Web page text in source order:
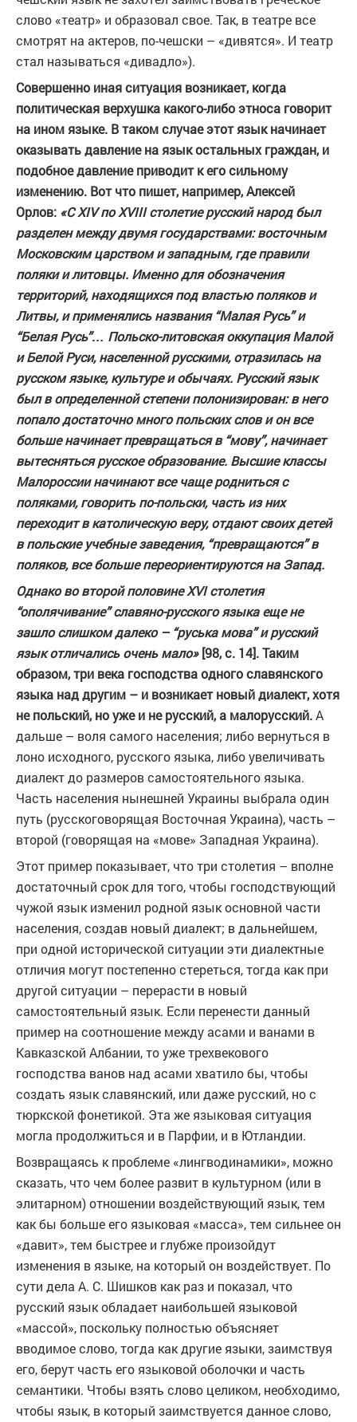
слово «театр» и образовал свое. Так, в театре все
смотрят на актеров, по-чешски – «дивятся». И театр
стал называться «дивадло»).
Совершенно иная ситуация возникает, когда
политическая верхушка какого-либо этноса говорит
на ином языке. В таком случае этот язык начинает
оказывать давление на язык остальных граждан, и
подобное давление приводит к его сильному
изменению. Вот что пишет, например, Алексей
Орлов: «С XIV по XVIII столетие русский народ был
разделен между двумя государствами: восточным
Московским царством и западным, где правили
поляки и литовцы. Именно для обозначения
территорий, находящихся под властью поляков и
Литвы, и применялись названия “Малая Русь” и
“Белая Русь”… Польско-литовская оккупация Малой
и Белой Руси, населенной русскими, отразилась на
русском языке, культуре и обычаях. Русский язык
был в определенной степени полонизирован: в него
попало достаточно много польских слов и он все
больше начинает превращаться в “мову”, начинает
вытесняться русское образование. Высшие классы
Малороссии начинают все чаще родниться с
поляками, говорить по-польски, часть из них
переходит в католическую веру, отдают своих детей
в польские учебные заведения, “превращаются” в
поляков, все больше переориентируются на Запад.
Однако во второй половине XVI столетия
“ополячивание” славяно-русского языка еще не
зашло слишком далеко – “руська мова” и русский
язык отличались очень мало»[98, с. 14]. Таким
образом, три века господства одного славянского
языка над другим – и возникает новый диалект, хотя
не польский, но уже и не русский, а малорусский.А
дальше – воля самого населения; либо вернуться в
лоно исходного, русского языка, либо увеличивать
диалект до размеров самостоятельного языка.
Часть населения нынешней Украины выбрала один
путь (русскоговорящая Восточная Украина), часть –
второй (говорящая на «мове» Западная Украина).
Этот пример показывает, что три столетия – вполне
достаточный срок для того, чтобы господствующий
чужой язык изменил родной язык основной части
населения, создав новый диалект; в дальнейшем,
при одной исторической ситуации эти диалектные
отличия могут постепенно стереться, тогда как при
другой ситуации – перерасти в новый
самостоятельный язык. Если перенести данный
пример на соотношение между асами и ванами в
Кавказской Албании, то уже трехвекового
господства ванов над асами хватило бы, чтобы
создать язык славянский, или даже русский, но с
тюркской фонетикой. Эта же языковая ситуация
могла продолжиться и в Парфии, и в Ютландии.
Возвращаясь к проблеме «лингводинамики», можно
сказать, что чем более развит в культурном (или в
элитарном) отношении воздействующий язык, тем
как бы больше его языковая «масса», тем сильнее он
«давит», тем быстрее и глубже произойдут
изменения в языке, на который он воздействует. По
сути дела А. С. Шишков как раз и показал, что
русский язык обладает наибольшей языковой
«массой», поскольку полностью объясняет
вводимое слово, тогда как другие языки, заимствуя
его, берут часть его языковой оболочки и часть
семантики. Чтобы взять слово целиком, необходимо,
чтобы язык, в который заимствуется данное слово,